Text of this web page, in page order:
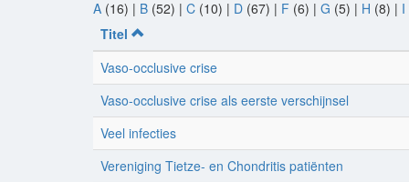
A (16) | B (52) | C (10) | D (67) | F (6) | G (5) | H (8) | I
Titel
Vaso-occlusive crise
Vaso-occlusive crise als eerste verschijnsel
Veel infecties
Vereniging Tietze- en Chondritis patiënten